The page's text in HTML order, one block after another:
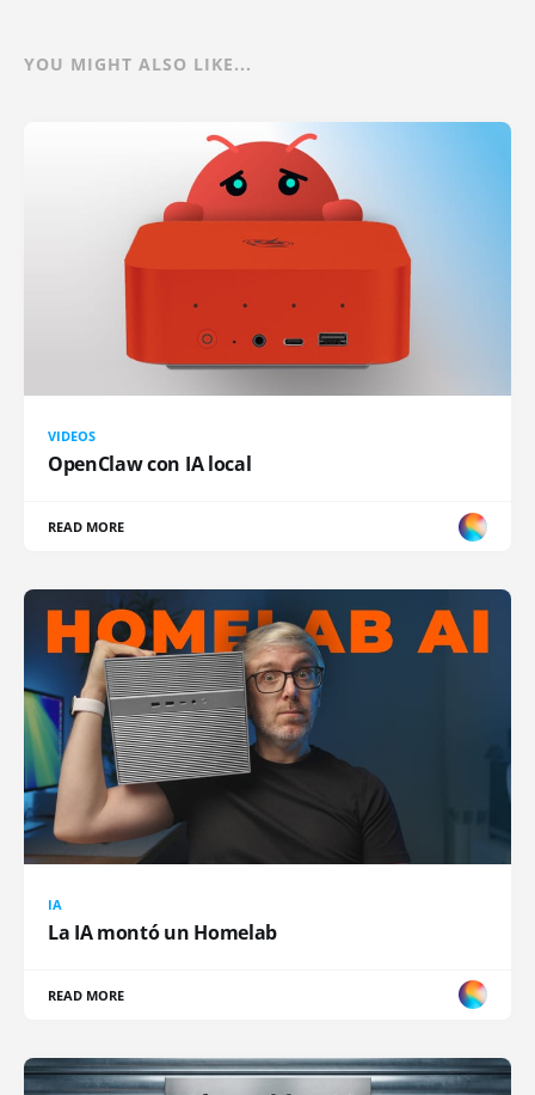
YOU MIGHT ALSO LIKE...
VIDEOS
OpenClaw con IA local
READ MORE
IA
La IA montó un Homelab
READ MORE